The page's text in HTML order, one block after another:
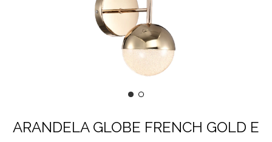
ARANDELA GLOBE FRENCH GOLD E